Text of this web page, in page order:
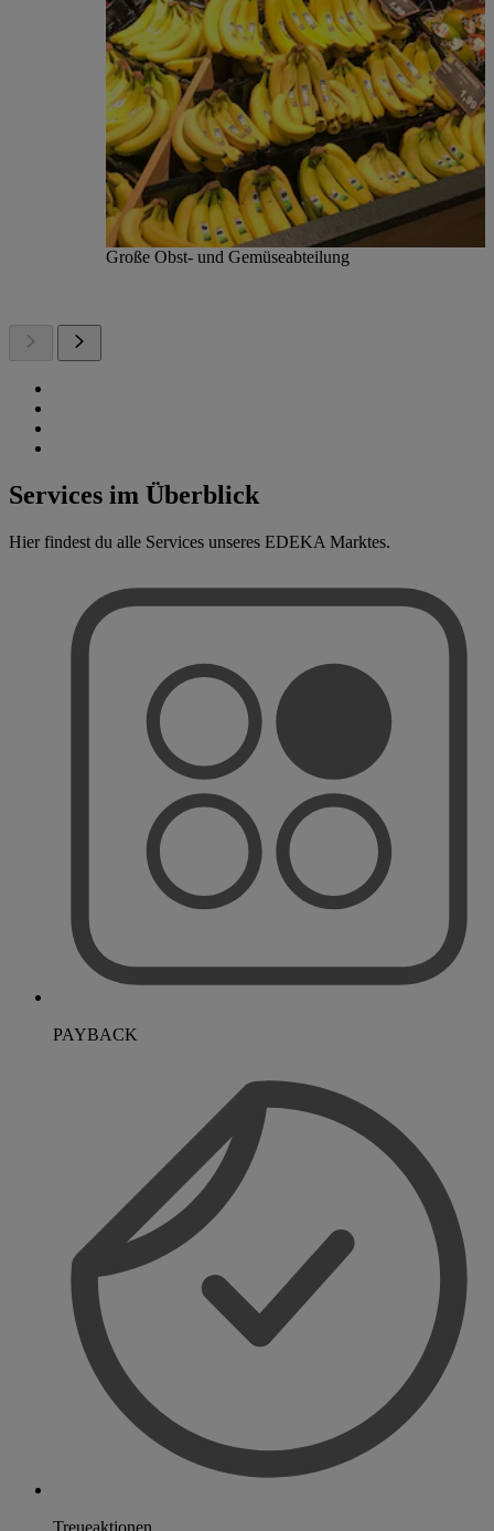
Große Obst- und Gemüseabteilung
Services im Überblick
Hier findest du alle Services unseres EDEKA Marktes.
PAYBACK
Treueaktionen